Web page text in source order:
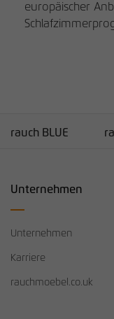
europäischer
rauch BLUE
Unternehmen
Unternehmen
Karriere
rauchmoebel.co.uk